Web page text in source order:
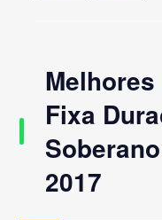
Fixa
2017